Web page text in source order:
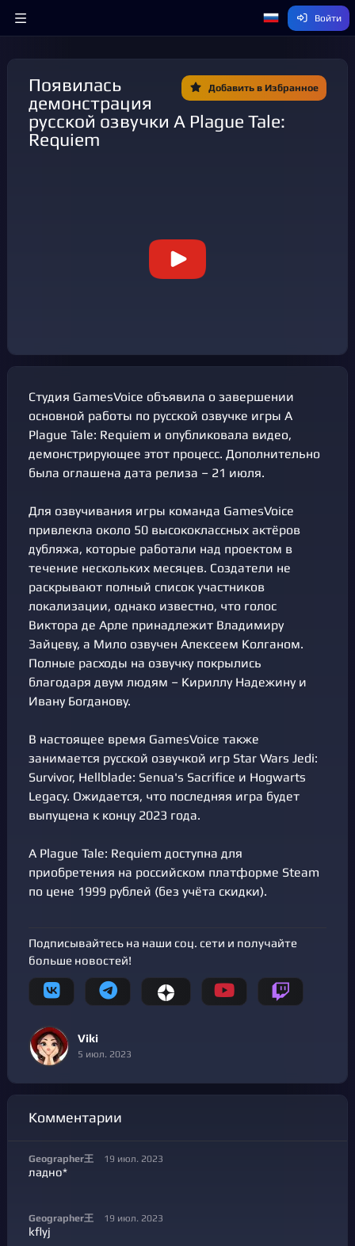
Войти
Добавить в Избранное
Появилась
демонстрация
русской озвучки A Plague Tale:
Requiem
Студия GamesVoice объявила о завершении
основной работы по русской озвучке игры A
Plague Tale: Requiem и опубликовала видео,
демонстрирующее этот процесс. Дополнительно
была оглашена дата релиза – 21 июля.
Для озвучивания игры команда GamesVoice
привлекла около 50 высококлассных актёров
дубляжа, которые работали над проектом в
течение нескольких месяцев. Создатели не
раскрывают полный список участников
локализации, однако известно, что голос
Виктора де Арле принадлежит Владимиру
Зайцеву, а Мило озвучен Алексеем Колганом.
Полные расходы на озвучку покрылись
благодаря двум людям – Кириллу Надежину и
Ивану Богданову.
В настоящее время GamesVoice также
занимается русской озвучкой игр Star Wars Jedi:
Survivor, Hellblade: Senua's Sacrifice и Hogwarts
Legacy. Ожидается, что последняя игра будет
выпущена к концу 2023 года.
A Plague Tale: Requiem доступна для
приобретения на российском платформе Steam
по цене 1999 рублей (без учёта скидки).
Подписывайтесь на наши соц. сети и получайте
больше новостей!
Viki
5 июл. 2023
Комментарии
Geographer王 19 июл. 2023
ладно*
Geographer王 19 июл. 2023
kflyj